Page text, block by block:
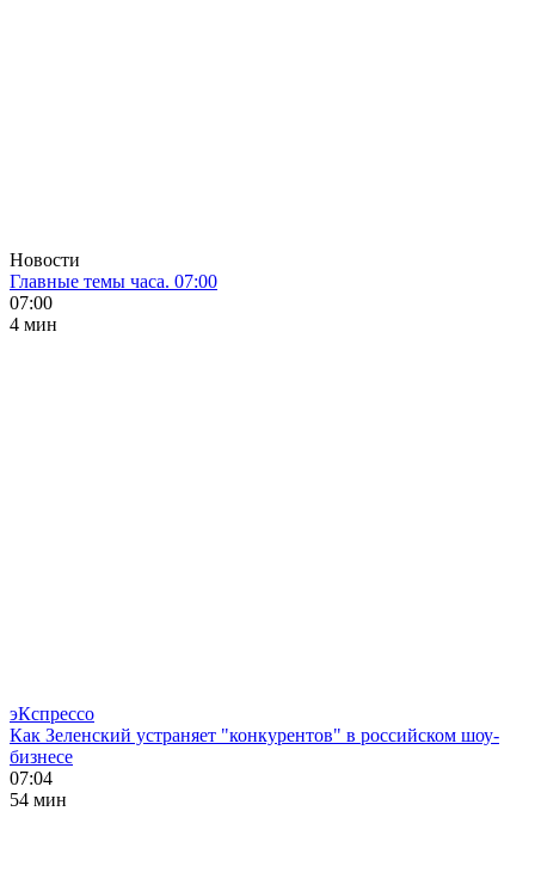
Новости
Главные темы часа. 07:00
07:00
4 мин
эКспрессо
Как Зеленский устраняет "конкурентов" в российском шоу-
бизнесе
07:04
54 мин